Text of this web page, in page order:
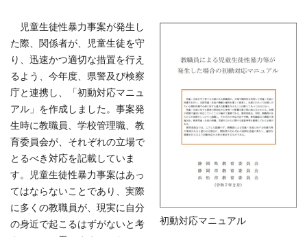
初動対応マニュアル
児童生徒性暴力事案が発生し
た際、関係者が、児童生徒を守
り、迅速かつ適切な措置を行え
るよう、今年度、県警及び検察
庁と連携し、「初動対応マニュ
アル」を作成しました。事案発
生時に教職員、学校管理職、教
育委員会が、それぞれの立場で
とるべき対応を記載していま
す。児童生徒性暴力事案はあっ
てはならないことであり、実際
に多くの教職員が、現実に自分
の身近で起こるはずがないと考